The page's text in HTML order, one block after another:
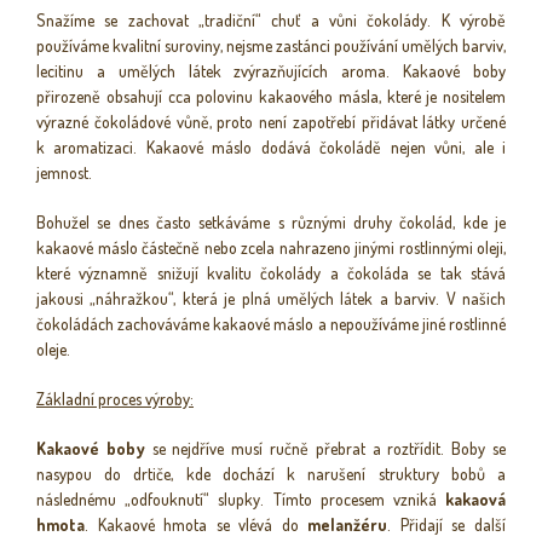
Snažíme se zachovat „tradiční“ chuť a vůni čokolády. K výrobě
používáme kvalitní suroviny, nejsme zastánci používání umělých barviv,
lecitinu a umělých látek zvýrazňujících aroma. Kakaové boby
přirozeně obsahují cca polovinu kakaového másla, které je nositelem
výrazné čokoládové vůně, proto není zapotřebí přidávat látky určené
k aromatizaci. Kakaové máslo dodává čokoládě nejen vůni, ale i
jemnost.
Bohužel se dnes často setkáváme s různými druhy čokolád, kde je
kakaové máslo částečně nebo zcela nahrazeno jinými rostlinnými oleji,
které významně snižují kvalitu čokolády a čokoláda se tak stává
jakousi „náhražkou“, která je plná umělých látek a barviv. V našich
čokoládách zachováváme kakaové máslo a nepoužíváme jiné rostlinné
oleje.
Základní proces výroby:
Kakaové bobyse nejdříve musí ručně přebrat a roztřídit. Boby se
nasypou do drtiče, kde dochází k narušení struktury bobů a
následnému „odfouknutí“ slupky. Tímto procesem vzniká kakaová
hmota . Kakaové hmota se vlévá do melanžéru . Přidají se další